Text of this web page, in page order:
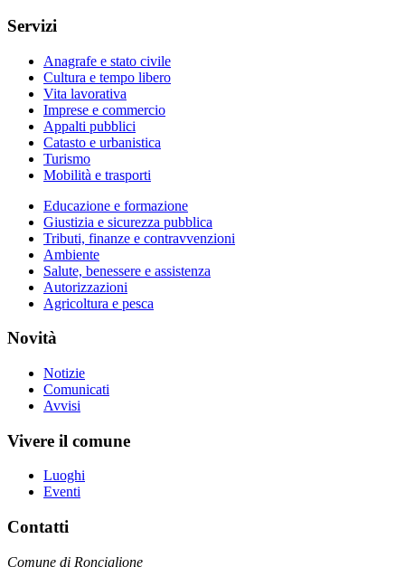
Servizi
Anagrafe e stato civile
Cultura e tempo libero
Vita lavorativa
Imprese e commercio
Appalti pubblici
Catasto e urbanistica
Turismo
Mobilità e trasporti
Educazione e formazione
Giustizia e sicurezza pubblica
Tributi, finanze e contravvenzioni
Ambiente
Salute, benessere e assistenza
Autorizzazioni
Agricoltura e pesca
Novità
Notizie
Comunicati
Avvisi
Vivere il comune
Luoghi
Eventi
Contatti
Comune di Ronciglione